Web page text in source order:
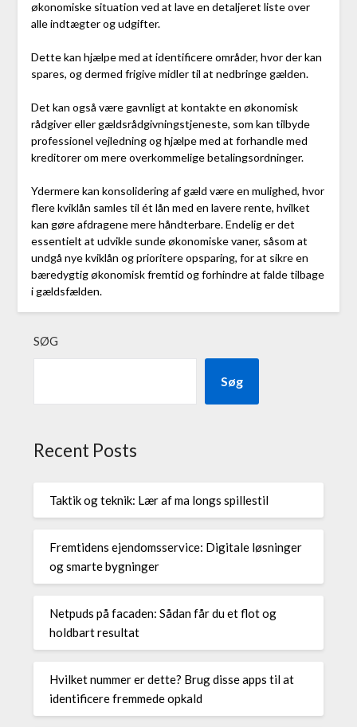
økonomiske situation ved at lave en detaljeret liste over
alle indtægter og udgifter.
Dette kan hjælpe med at identificere områder, hvor der kan
spares, og dermed frigive midler til at nedbringe gælden.
Det kan også være gavnligt at kontakte en økonomisk
rådgiver eller gældsrådgivningstjeneste, som kan tilbyde
professionel vejledning og hjælpe med at forhandle med
kreditorer om mere overkommelige betalingsordninger.
Ydermere kan konsolidering af gæld være en mulighed, hvor
flere kviklån samles til ét lån med en lavere rente, hvilket
kan gøre afdragene mere håndterbare. Endelig er det
essentielt at udvikle sunde økonomiske vaner, såsom at
undgå nye kviklån og prioritere opsparing, for at sikre en
bæredygtig økonomisk fremtid og forhindre at falde tilbage
i gældsfælden.
SØG
Søg
Recent Posts
Taktik og teknik: Lær af ma longs spillestil
Fremtidens ejendomsservice: Digitale løsninger
og smarte bygninger
Netpuds på facaden: Sådan får du et flot og
holdbart resultat
Hvilket nummer er dette? Brug disse apps til at
identificere fremmede opkald